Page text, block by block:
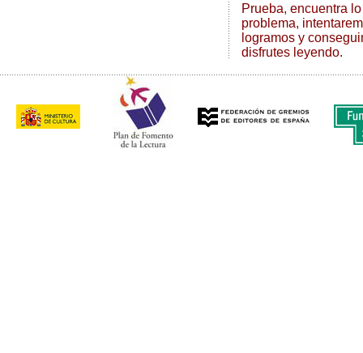
Prueba, encuentra
problema,
logramos y
disfrutes leyendo.